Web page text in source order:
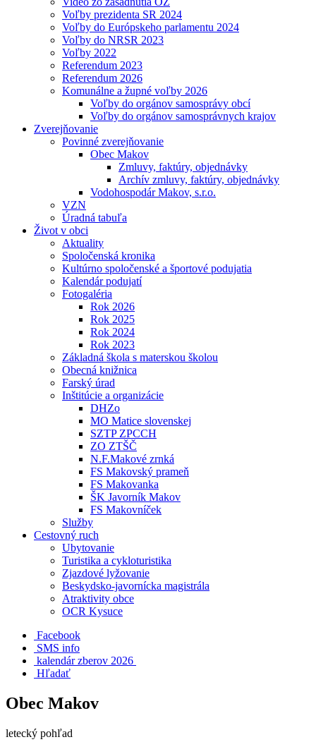
Voľby prezidenta SR 2024
Voľby do Európskeho parlamentu 2024
Voľby do NRSR 2023
Voľby 2022
Referendum 2023
Referendum 2026
Komunálne a župné voľby 2026
Voľby do orgánov samosprávy obcí
Voľby do orgánov samosprávnych krajov
Zverejňovanie
Povinné zverejňovanie
Obec Makov
Zmluvy, faktúry, objednávky
Archív zmluvy, faktúry, objednávky
Vodohospodár Makov, s.r.o.
VZN
Úradná tabuľa
Život v obci
Aktuality
Spoločenská kronika
Kultúrno spoločenské a športové podujatia
Kalendár podujatí
Fotogaléria
Rok 2026
Rok 2025
Rok 2024
Rok 2023
Základná škola s materskou školou
Obecná knižnica
Farský úrad
Inštitúcie a organizácie
DHZo
MO Matice slovenskej
SZTP ZPCCH
ZO ZTŠČ
N.F.Makové zrnká
FS Makovský prameň
FS Makovanka
ŠK Javorník Makov
FS Makovníček
Služby
Cestovný ruch
Ubytovanie
Turistika a cykloturistika
Zjazdové lyžovanie
Beskydsko-javornícka magistrála
Atraktivity obce
OCR Kysuce
Facebook
SMS info
​ kalendár zberov 2026
Hľadať
Obec Makov
letecký pohľad